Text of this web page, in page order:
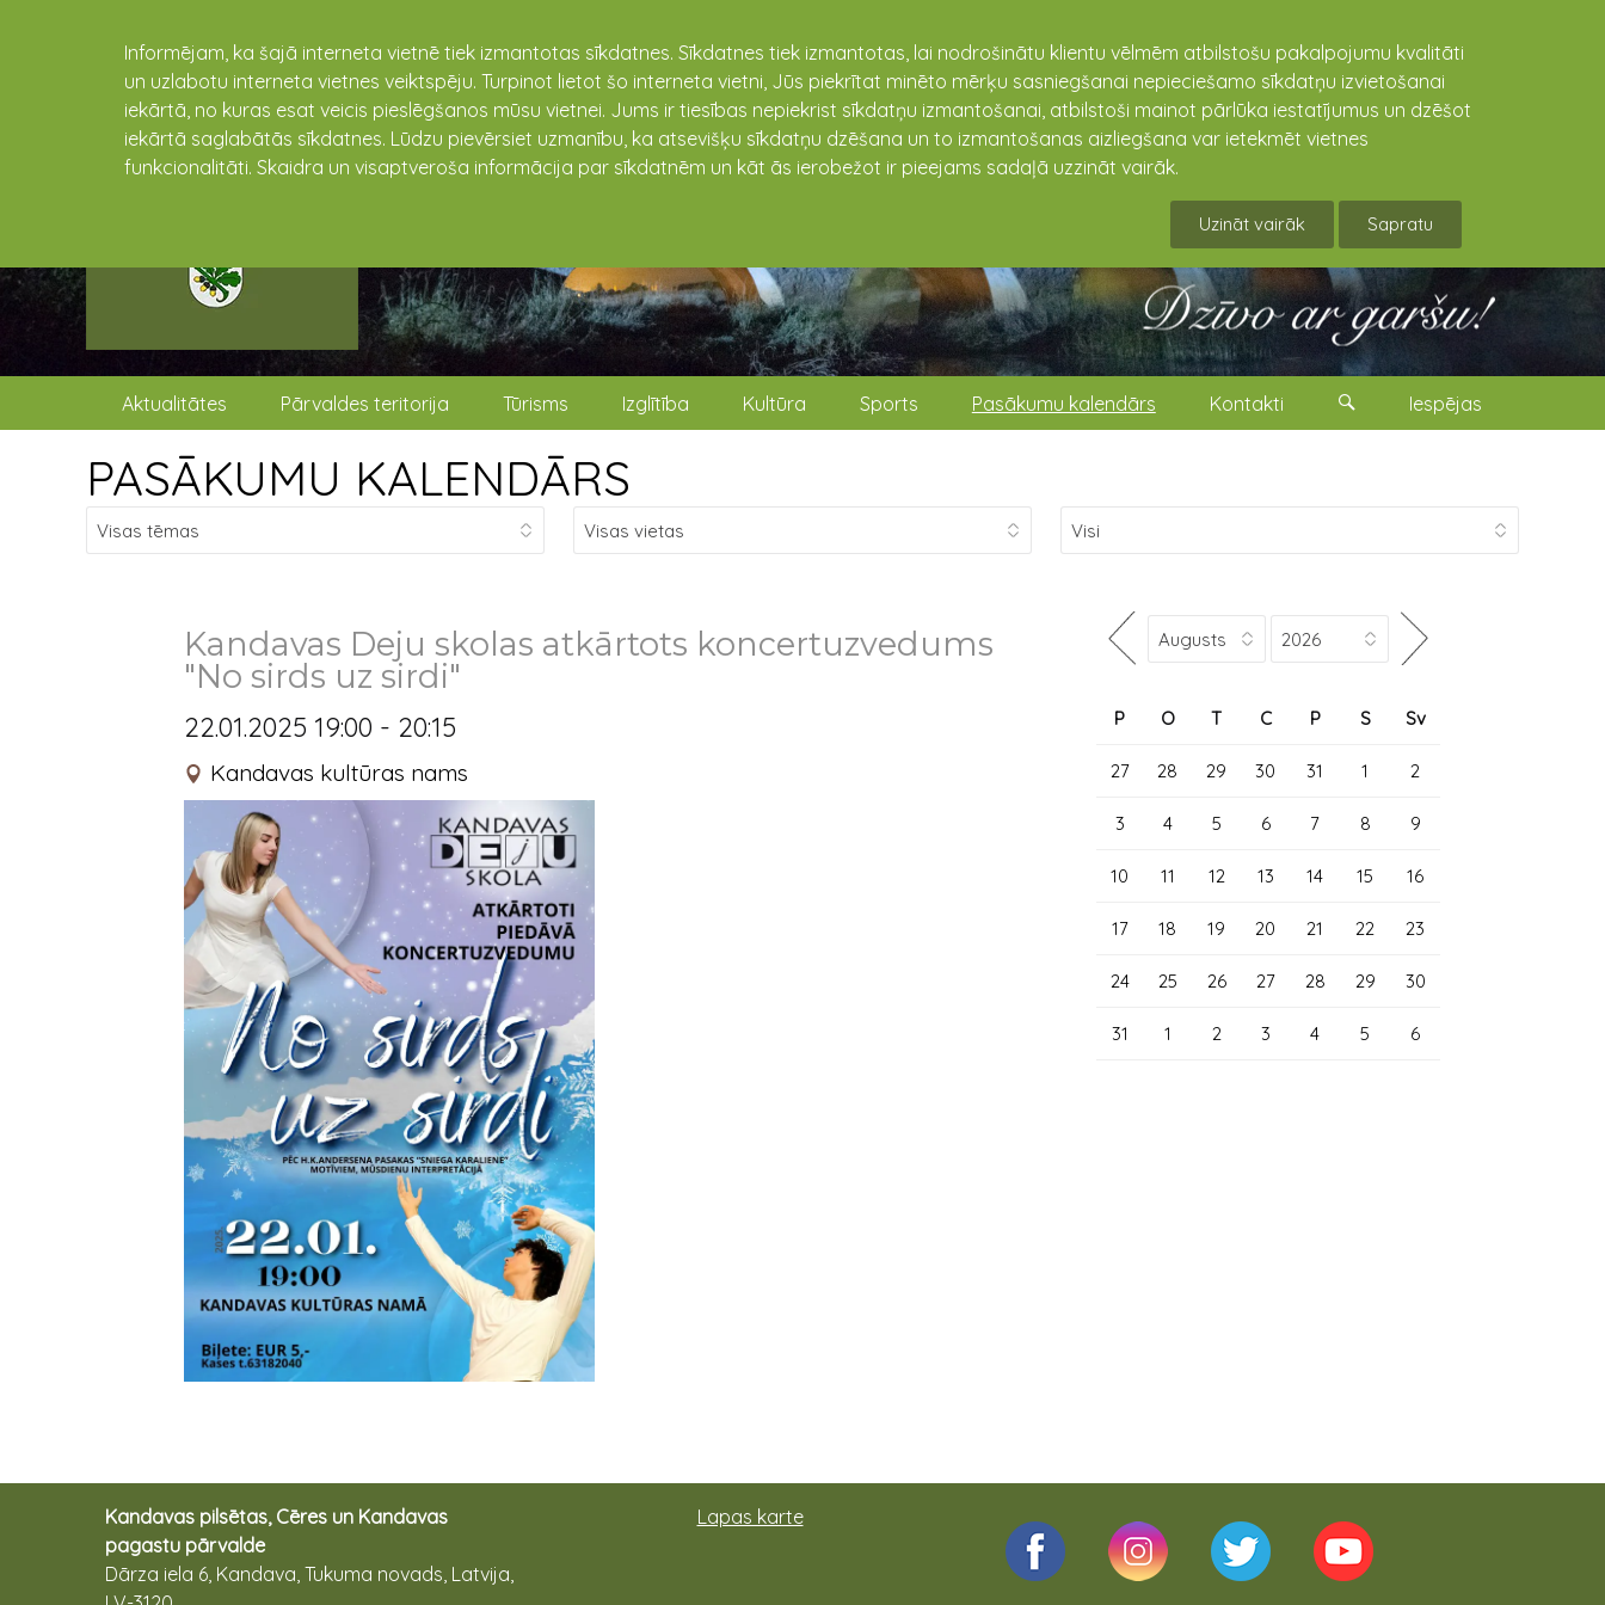
Informējam, ka šajā interneta vietnē tiek izmantotas sīkdatnes. Sīkdatnes tiek izmantotas, lai nodrošinātu klientu vēlmēm atbilstošu pakalpojumu kvalitāti
un uzlabotu interneta vietnes veiktspēju. Turpinot lietot šo interneta vietni, Jūs piekrītat minēto mērķu sasniegšanai nepieciešamo sīkdatņu izvietošanai
iekārtā, no kuras esat veicis pieslēgšanos mūsu vietnei. Jums ir tiesības nepiekrist sīkdatņu izmantošanai, atbilstoši mainot pārlūka iestatījumus un dzēšot
iekārtā saglabātās sīkdatnes. Lūdzu pievērsiet uzmanību, ka atsevišķu sīkdatņu dzēšana un to izmantošanas aizliegšana var ietekmēt vietnes
funkcionalitāti. Skaidra un visaptveroša informācija par sīkdatnēm un kāt ās ierobežot ir pieejams sadaļā uzzināt vairāk.
Uzināt vairāk Sapratu
Aktualitātes Pārvaldes teritorija Tūrisms Izglītība Kultūra Sports Pasākumu kalendārs Kontakti Iespējas
PASĀKUMU KALENDĀRS
Kandavas Deju skolas atkārtots koncertuzvedums
"No sirds uz sirdi"
22.01.2025 19:00 - 20:15
Kandavas kultūras nams
P O T C P S Sv
27 28 29 30 31 1 2
3 4 5 6 7 8 9
10 11 12 13 14 15 16
17 18 19 20 21 22 23
24 25 26 27 28 29 30
31 1 2 3 4 5 6
Kandavas pilsētas, Cēres un Kandavas
pagastu pārvalde
Dārza iela 6, Kandava, Tukuma novads, Latvija,
Lapas karte